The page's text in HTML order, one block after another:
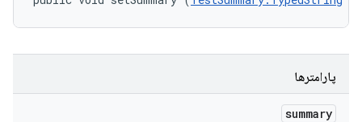
پارامترها
summary